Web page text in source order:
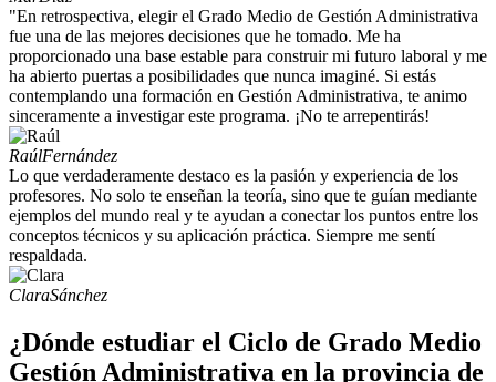
"En retrospectiva, elegir el Grado Medio de Gestión Administrativa
fue una de las mejores decisiones que he tomado. Me ha
proporcionado una base estable para construir mi futuro laboral y me
ha abierto puertas a posibilidades que nunca imaginé. Si estás
contemplando una formación en Gestión Administrativa, te animo
sinceramente a investigar este programa. ¡No te arrepentirás!
RaúlFernández
Lo que verdaderamente destaco es la pasión y experiencia de los
profesores. No solo te enseñan la teoría, sino que te guían mediante
ejemplos del mundo real y te ayudan a conectar los puntos entre los
conceptos técnicos y su aplicación práctica. Siempre me sentí
respaldada.
ClaraSánchez
¿Dónde estudiar el Ciclo de Grado Medio
Gestión Administrativa en la provincia de